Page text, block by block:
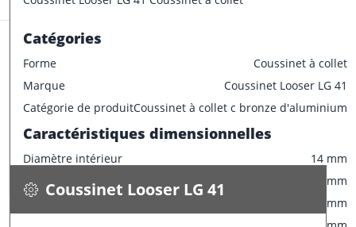
Champ de tolérance diamètre interieur
Champ de tolérance longueur
h13
Champ de tolérance largeur de la bride
0/-0.2
Tolérances de montage préconisées
Tolérance de l'arbre
Tolérance du logement
H7
Catégories
Forme
Coussinet à collet
Marque
Coussinet Looser LG 41
Catégorie de produitCoussinet à collet c bronze d'aluminium
Caractéristiques dimensionnelles
Diamètre intérieur
14 mm
Diamètre extérieur
20 mm
10 mm
Coussinet Looser LG 41
0.015 kg / pce
Spécifications
Coussinet Looser LG 41
CONFECTIONNER